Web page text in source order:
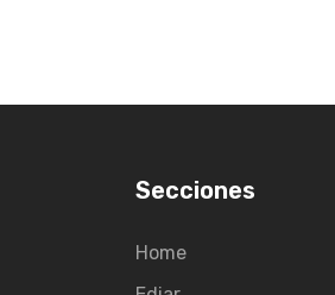
Secciones
Home